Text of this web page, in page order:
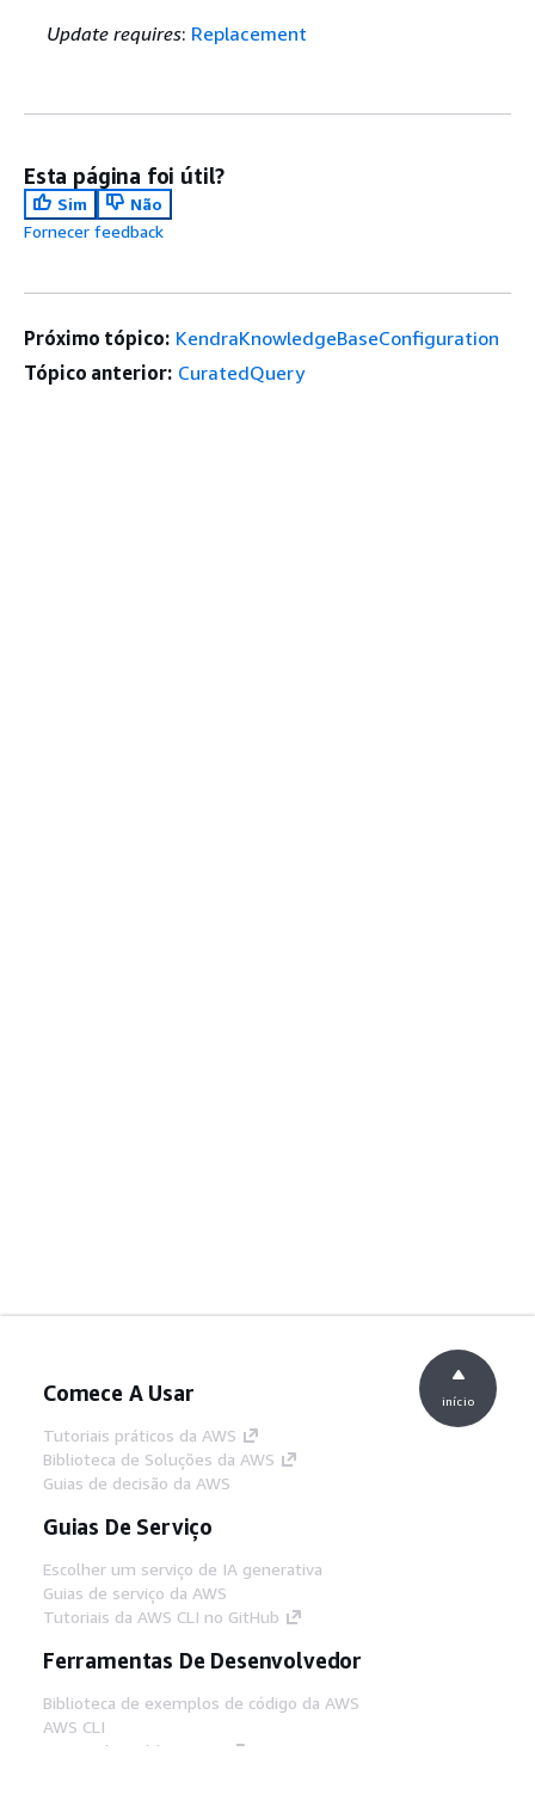
Update requires: Replacement
Esta página foi útil?
Sim
Não
Fornecer feedback
Próximo tópico: KendraKnowledgeBaseConfiguration
Tópico anterior: CuratedQuery
Comece A Usar
Tutoriais práticos da AWS
Biblioteca de Soluções da AWS
Guias de decisão da AWS
Guias De Serviço
Escolher um serviço de IA generativa
Guias de serviço da AWS
Tutoriais da AWS CLI no GitHub
Ferramentas De Desenvolvedor
Biblioteca de exemplos de código da AWS
AWS CLI
Centro de Builders AWS
início